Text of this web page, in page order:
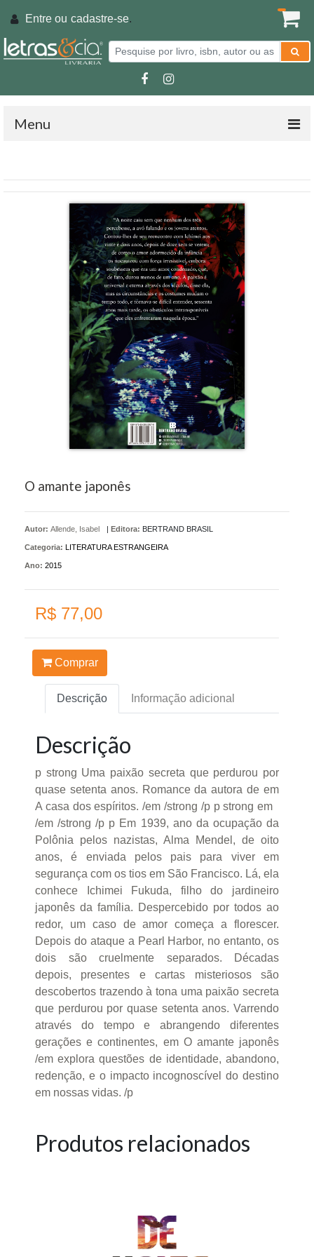
Entre ou cadastre-se.
Menu
O amante japonês
Autor: Allende, Isabel | Editora: BERTRAND BRASIL
Categoria: LITERATURA ESTRANGEIRA
Ano: 2015
R$ 77,00
Comprar
Descrição Informação adicional
Descrição
p strong Uma paixão secreta que perdurou por
quase setenta anos. Romance da autora de em
A casa dos espíritos. /em /strong /p p strong em
/em /strong /p p Em 1939, ano da ocupação da
Polônia pelos nazistas, Alma Mendel, de oito
anos, é enviada pelos pais para viver em
segurança com os tios em São Francisco. Lá, ela
conhece Ichimei Fukuda, filho do jardineiro
japonês da família. Despercebido por todos ao
redor, um caso de amor começa a florescer.
Depois do ataque a Pearl Harbor, no entanto, os
dois são cruelmente separados. Décadas
depois, presentes e cartas misteriosos são
descobertos trazendo à tona uma paixão secreta
que perdurou por quase setenta anos. Varrendo
através do tempo e abrangendo diferentes
gerações e continentes, em O amante japonês
/em explora questões de identidade, abandono,
redenção, e o impacto incognoscível do destino
em nossas vidas. /p
Produtos relacionados